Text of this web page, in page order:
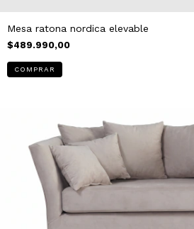
Mesa ratona nordica elevable
$489.990,00